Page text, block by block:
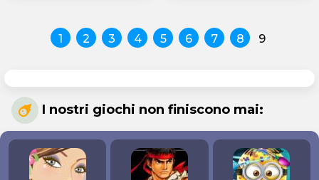
1 2 3 4 5 6 7 8 9
I nostri giochi non finiscono mai: